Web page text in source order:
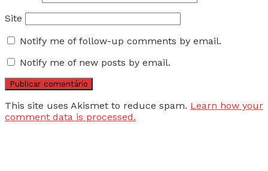
Site
Notify me of follow-up comments by email.
Notify me of new posts by email.
This site uses Akismet to reduce spam. Learn how your
comment data is processed.